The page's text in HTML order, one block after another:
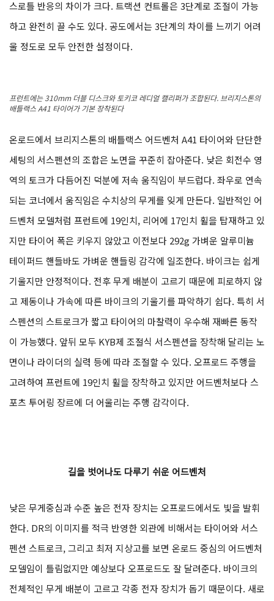
스로틀 반응의 차이가 크다. 트랙션 컨트롤은 3단계로 조절이 가능
하고 완전히 끌 수도 있다. 공도에서는 3단계의 차이를 느끼기 어려
울 정도로 모두 안전한 설정이다.
프런트에는 310mm 더블 디스크와 토키코 레디얼 캘리퍼가 조합된다. 브리지스톤의
배틀랙스 A41 타이어가 기본 장착된다
온로드에서 브리지스톤의 배틀랙스 어드벤처 A41 타이어와 단단한
세팅의 서스펜션의 조합은 노면을 꾸준히 잡아준다. 낮은 회전수 영
역의 토크가 다듬어진 덕분에 저속 움직임이 부드럽다. 좌우로 연속
되는 코너에서 움직임은 수치상의 무게를 잊게 만든다. 일반적인 어
드벤처 모델처럼 프런트에 19인치, 리어에 17인치 휠을 탑재하고 있
지만 타이어 폭은 키우지 않았고 이전보다 292g 가벼운 알루미늄
테이퍼드 핸들바도 가벼운 핸들링 감각에 일조한다. 바이크는 쉽게
기울지만 안정적이다. 전후 무게 배분이 고르기 때문에 피로하지 않
고 제동이나 가속에 따른 바이크의 기울기를 파악하기 쉽다. 특히 서
스펜션의 스트로크가 짧고 타이어의 마찰력이 우수해 재빠른 동작
이 가능했다. 앞뒤 모두 KYB제 조절식 서스펜션을 장착해 달리는 노
면이나 라이더의 실력 등에 따라 조절할 수 있다. 오프로드 주행을
고려하여 프런트에 19인치 휠을 장착하고 있지만 어드벤처보다 스
포츠 투어링 장르에 더 어울리는 주행 감각이다.
길을 벗어나도 다루기 쉬운 어드벤처
낮은 무게중심과 수준 높은 전자 장치는 오프로드에서도 빛을 발휘
한다. DR의 이미지를 적극 반영한 외관에 비해서는 타이어와 서스
펜션 스트로크, 그리고 최저 지상고를 보면 온로드 중심의 어드벤처
모델임이 틀림없지만 예상보다 오프로드도 잘 달려준다. 바이크의
전체적인 무게 배분이 고르고 각종 전자 장치가 돕기 때문이다. 새로